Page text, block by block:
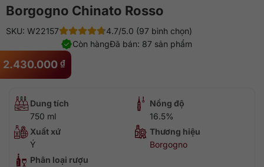
Borgogno Chinato Rosso
2.430.000 ₫
SKU: W22157
4.7/5.0 (97 bình chọn)
Đã bán: 87 sản phẩm
Còn hàng
Dung tích
750 ml
Nồng độ
16.5%
Xuất xứ
Ý
Thương hiệu
Borgogno
Phân loại rượu